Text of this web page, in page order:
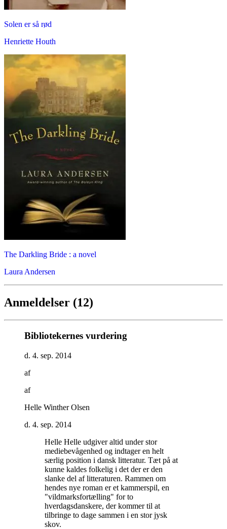
Solen er så rød
Henriette Houth
The Darkling Bride : a novel
Laura Andersen
Anmeldelser (12)
Bibliotekernes vurdering
d. 4. sep. 2014
af
af
Helle Winther Olsen
d. 4. sep. 2014
Helle Helle udgiver altid under stor
mediebevågenhed og indtager en helt
særlig position i dansk litteratur. Tæt på at
kunne kaldes folkelig i det der er den
slanke del af litteraturen. Rammen om
hendes nye roman er et kammerspil, en
"vildmarksfortælling" for to
hverdagsdanskere, der kommer til at
tilbringe to dage sammen i en stor jysk
skov.